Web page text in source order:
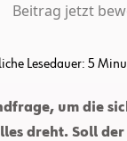
Beitrag jetzt
Lesedauer: 5
um die
dreht. Soll